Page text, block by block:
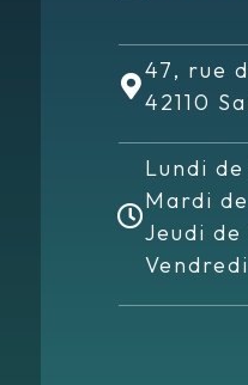
47, rue
42110
Lundi de
Mardi
Jeudi de